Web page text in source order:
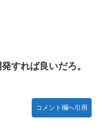
すれば良いだろ。
コメント欄へ引用